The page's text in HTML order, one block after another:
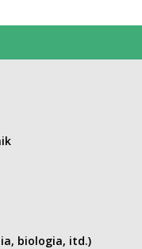
biologia, itd.)